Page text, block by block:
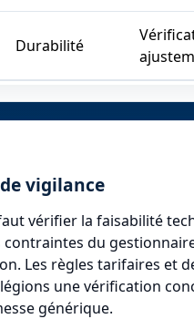
Durabilité
vigilance
vérifier la faisabilité
du
Les règles tarifaires et
une vérification
générique.